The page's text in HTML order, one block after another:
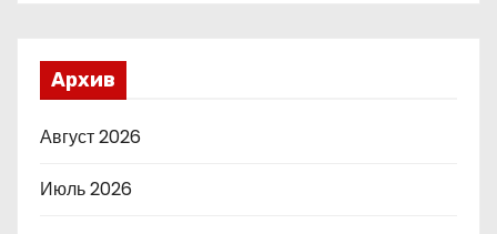
Архив
Август 2026
Июль 2026